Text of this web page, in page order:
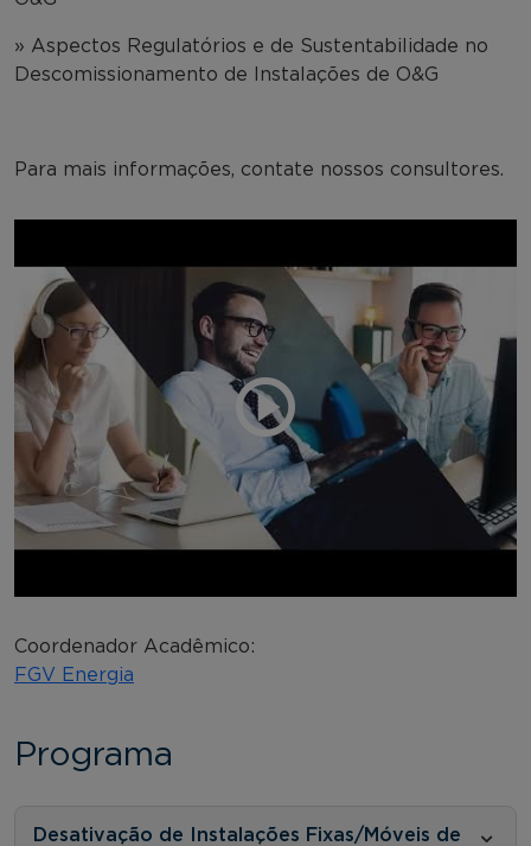
» Aspectos Regulatórios e de Sustentabilidade no
Descomissionamento de Instalações de O&G
Para mais informações, contate nossos consultores.
Coordenador Acadêmico:
FGV Energia
Programa
Desativação de Instalações Fixas/Móveis de